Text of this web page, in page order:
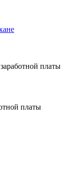
платы
платы